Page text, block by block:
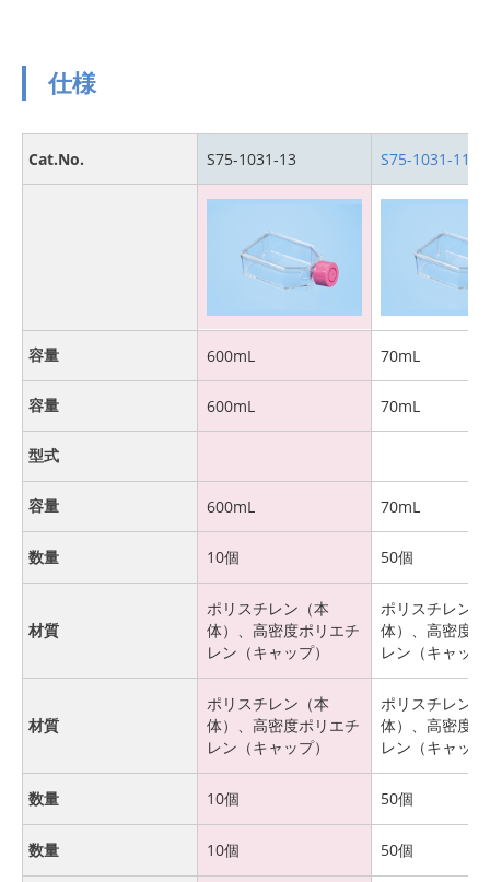
仕様
Cat.No. S75-1031-13 S75-1031-11
容量 600mL 70mL
容量 600mL 70mL
型式
容量 600mL 70mL
数量 10個 50個
材質
ポリスチレン（本
体）、高密度ポリエチ
レン（キャップ）
ポリスチレン
体）、高密度
レン（キャッ
材質
ポリスチレン（本
体）、高密度ポリエチ
レン（キャップ）
ポリスチレン
体）、高密度
レン（キャッ
数量 10個 50個
数量 10個 50個